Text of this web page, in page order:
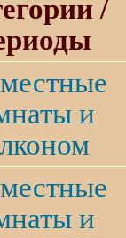
/
и
и